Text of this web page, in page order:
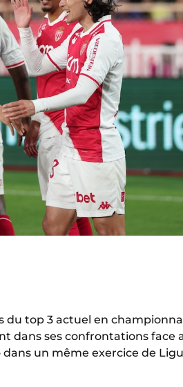
top 3 actuel en
dans ses confrontations face
un même exercice de